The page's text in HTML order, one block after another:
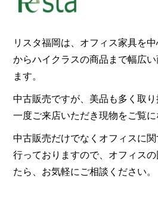
リスタ福岡は、オフィス家具を
からハイクラスの商品まで幅広
ます。
中古販売ですが、美品も多く取
一度ご来店いただき現物をご覧に
中古販売だけでなくオフィスに
行っておりますので、オフィス
たら、お気軽にご相談ください。